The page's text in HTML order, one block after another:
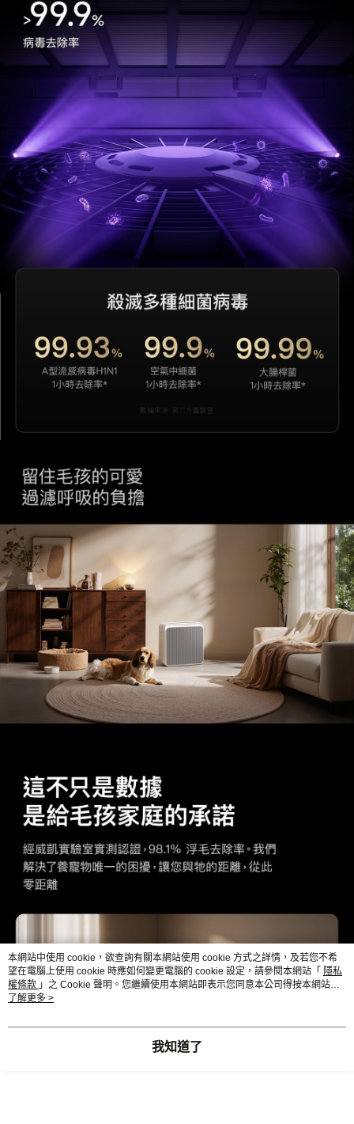
本網站中使用 cookie，欲查詢有關本網站使用 cookie 方式之詳情，及若您不希
望在電腦上使用 cookie 時應如何變更電腦的 cookie 設定，請參閱本網站「 隱私
權條款 」之 Cookie 聲明。您繼續使用本網站即表示您同意本公司得按本網站使
用條款之 Cookie 聲明使用 cookie。
了解更多 >
我知道了